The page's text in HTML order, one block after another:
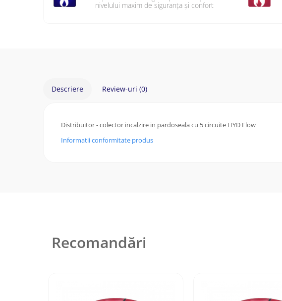
nivelului maxim de siguranța și confort
Descriere Review-uri (0)
Distribuitor - colector incalzire in pardoseala cu 5 circuite HYD Flow
Informatii conformitate produs
Recomandări